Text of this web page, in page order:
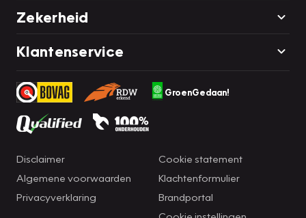
Zekerheid
Klantenservice
GroenGedaan!
Disclaimer
Algemene voorwaarden
Privacyverklaring
Cookie statement
Klachtenformulier
Brandportal